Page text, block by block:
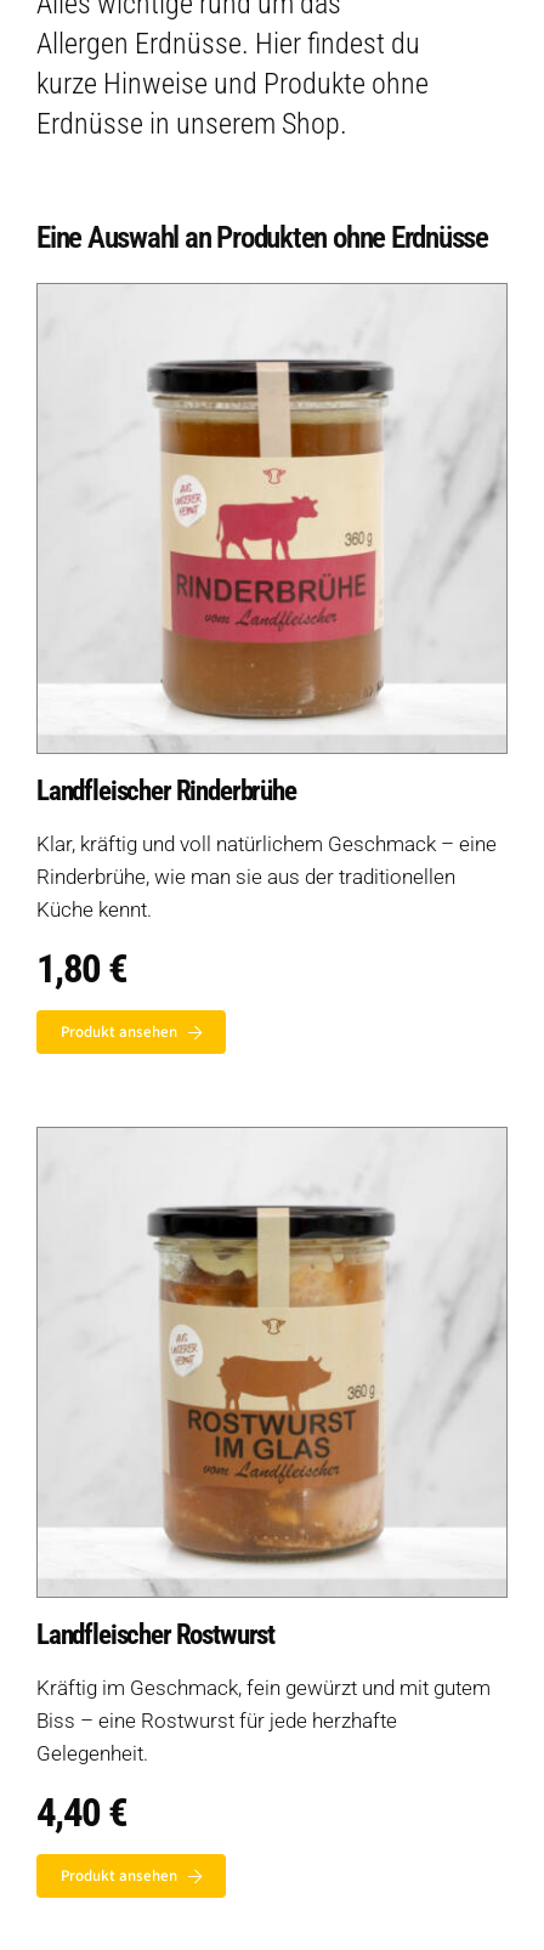
Allergen Erdnüsse. Hier findest du
kurze Hinweise und Produkte ohne
Erdnüsse in unserem Shop.
Eine Auswahl an Produkten ohne Erdnüsse
Landfleischer Rinderbrühe
Klar, kräftig und voll natürlichem Geschmack – eine
Rinderbrühe, wie man sie aus der traditionellen
Küche kennt.
1,80€
Produkt ansehen
Landfleischer Rostwurst
Kräftig im Geschmack, fein gewürzt und mit gutem
Biss – eine Rostwurst für jede herzhafte
Gelegenheit.
4,40€
Produkt ansehen